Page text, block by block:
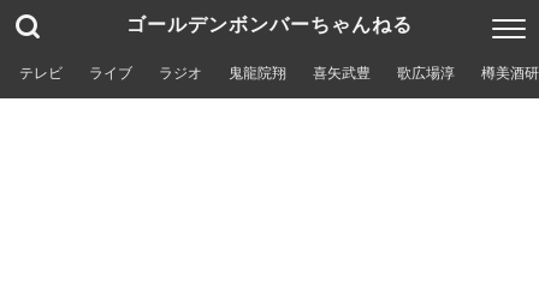
ゴールデンボンバーちゃんねる
テレビ ライブ ラジオ 鬼龍院翔 喜矢武豊 歌広場淳 樽美酒